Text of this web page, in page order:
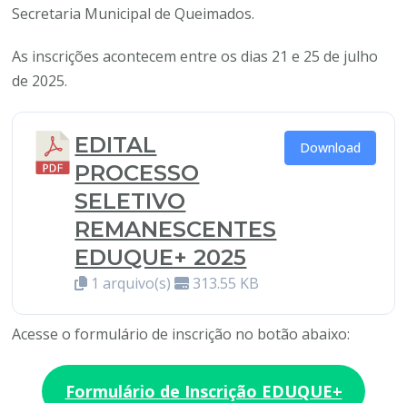
Secretaria Municipal de Queimados.
As inscrições acontecem entre os dias 21 e 25 de julho
de 2025.
EDITAL
PROCESSO
SELETIVO
REMANESCENTES
EDUQUE+ 2025
1 arquivo(s) 313.55 KB
Download
Acesse o formulário de inscrição no botão abaixo:
Formulário de Inscrição EDUQUE+